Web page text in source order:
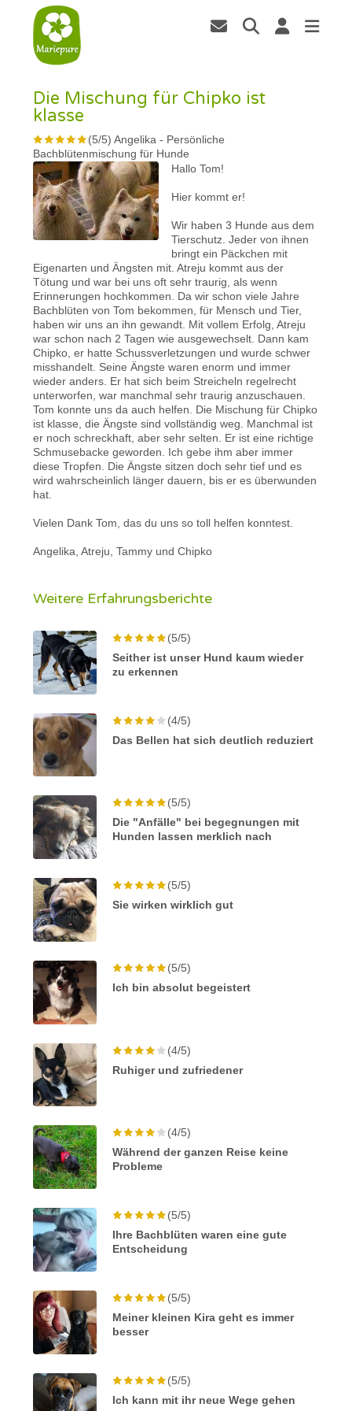
Die Mischung für Chipko ist
klasse
(5/5)Angelika - Persönliche
Bachblütenmischung für Hunde
Hallo Tom!
Hier kommt er!
Wir haben 3 Hunde aus dem
Tierschutz. Jeder von ihnen
bringt ein Päckchen mit
Eigenarten und Ängsten mit. Atreju kommt aus der
Tötung und war bei uns oft sehr traurig, als wenn
Erinnerungen hochkommen. Da wir schon viele Jahre
Bachblüten von Tom bekommen, für Mensch und Tier,
haben wir uns an ihn gewandt. Mit vollem Erfolg, Atreju
war schon nach 2 Tagen wie ausgewechselt. Dann kam
Chipko, er hatte Schussverletzungen und wurde schwer
misshandelt. Seine Ängste waren enorm und immer
wieder anders. Er hat sich beim Streicheln regelrecht
unterworfen, war manchmal sehr traurig anzuschauen.
Tom konnte uns da auch helfen. Die Mischung für Chipko
ist klasse, die Ängste sind vollständig weg. Manchmal ist
er noch schreckhaft, aber sehr selten. Er ist eine richtige
Schmusebacke geworden. Ich gebe ihm aber immer
diese Tropfen. Die Ängste sitzen doch sehr tief und es
wird wahrscheinlich länger dauern, bis er es überwunden
hat.
Vielen Dank Tom, das du uns so toll helfen konntest.
Angelika, Atreju, Tammy und Chipko
Weitere Erfahrungsberichte
(5/5)
Seither ist unser Hund kaum wieder
zu erkennen
(4/5)
Das Bellen hat sich deutlich reduziert
(5/5)
Die "Anfälle" bei begegnungen mit
Hunden lassen merklich nach
(5/5)
Sie wirken wirklich gut
(5/5)
Ich bin absolut begeistert
(4/5)
Ruhiger und zufriedener
(4/5)
Während der ganzen Reise keine
Probleme
(5/5)
Ihre Bachblüten waren eine gute
Entscheidung
(5/5)
Meiner kleinen Kira geht es immer
besser
(5/5)
Ich kann mit ihr neue Wege gehen